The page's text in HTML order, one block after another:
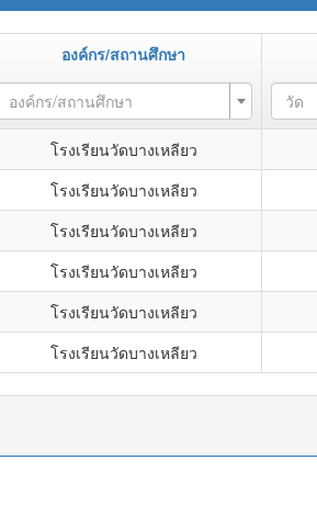
องค์กร/สถานศึกษา
องค์กร/สถานศึกษา วัด
โรงเรียนวัดบางเหลียว
โรงเรียนวัดบางเหลียว
โรงเรียนวัดบางเหลียว
โรงเรียนวัดบางเหลียว
โรงเรียนวัดบางเหลียว
โรงเรียนวัดบางเหลียว